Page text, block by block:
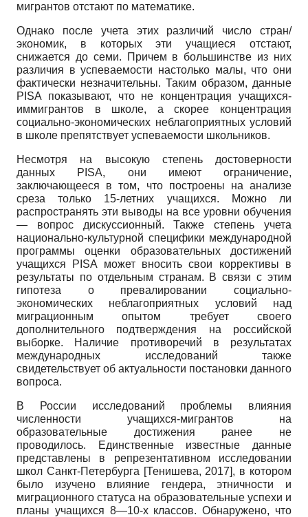
мигрантов отстают по математике.
Однако после учета этих различий число стран/
экономик, в которых эти учащиеся отстают,
снижается до семи. Причем в большинстве из них
различия в успеваемости настолько малы, что они
фактически незначительны. Таким образом, данные
PISA показывают, что не концентрация учащихся-
иммигрантов в школе, а скорее концентрация
социально-экономических неблагоприятных условий
в школе препятствует успеваемости школьников.
Несмотря на высокую степень достоверности
данных PISA, они имеют ограничение,
заключающееся в том, что построены на анализе
среза только 15-летних учащихся. Можно ли
распространять эти выводы на все уровни обучения
— вопрос дискуссионный. Также степень учета
национально-культурной специфики международной
программы оценки образовательных достижений
учащихся PISA может вносить свои коррективы в
результаты по отдельным странам. В связи с этим
гипотеза о превалировании социально-
экономических неблагоприятных условий над
миграционным опытом требует своего
дополнительного подтверждения на российской
выборке. Наличие противоречий в результатах
международных исследований также
свидетельствует об актуальности постановки данного
вопроса.
В России исследований проблемы влияния
численности учащихся-мигрантов на
образовательные достижения ранее не
проводилось. Единственные известные данные
представлены в репрезентативном исследовании
школ Санкт-Петербурга [Тенишева, 2017], в котором
было изучено влияние гендера, этничности и
миграционного статуса на образовательные успехи и
планы учащихся 8—10-х классов. Обнаружено, что